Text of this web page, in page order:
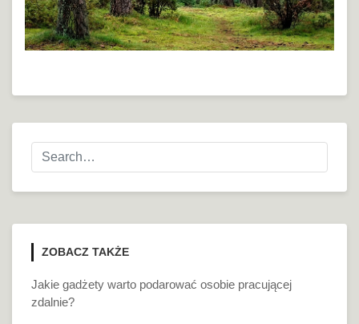
ZOBACZ TAKŻE
Jakie gadżety warto podarować osobie pracującej
zdalnie?